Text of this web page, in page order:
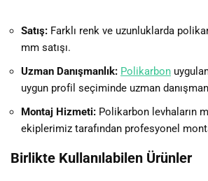
Satış: Farklı renk ve uzunluklarda
mm satışı.
Uzman Danışmanlık: Polikarbon
uygun profil seçiminde uzman
Montaj Hizmeti: Polikarbon levhaların
ekiplerimiz tarafından profesyonel
Birlikte Kullanılabilen Ürünler